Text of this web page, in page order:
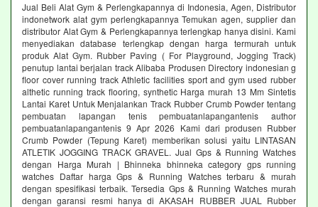
Jual Beli Alat Gym & Perlengkapannya di Indonesia, Agen, Distributor
indonetwork alat gym perlengkapannya Temukan agen, supplier dan
distributor Alat Gym & Perlengkapannya terlengkap hanya disini. Kami
menyediakan database terlengkap dengan harga termurah untuk
produk Alat Gym. Rubber Paving ( For Playground, Jogging Track)
penutup lantai berjalan track Alibaba Produsen Directory indonesian g
floor cover running track Athletic facilities sport and gym used rubber
althetic running track flooring, synthetic Harga murah 13 Mm Sintetis
Lantai Karet Untuk Menjalankan Track Rubber Crumb Powder tentang
pembuatan lapangan tenis pembuatanlapangantenis author
pembuatanlapangantenis 9 Apr 2026 Kami dari produsen Rubber
Crumb Powder (Tepung Karet) memberikan solusi yaitu LINTASAN
ATLETIK JOGGING TRACK GRAVEL. Jual Gps & Running Watches
dengan Harga Murah | Bhinneka bhinneka category gps running
watches Daftar harga Gps & Running Watches terbaru & murah
dengan spesifikasi terbaik. Tersedia Gps & Running Watches murah
dengan garansi resmi hanya di AKASAH RUBBER JUAL Rubber